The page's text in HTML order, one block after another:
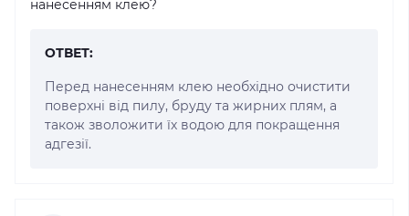
нанесенням клею?
ОТВЕТ:
Перед нанесенням клею необхідно очистити
поверхні від пилу, бруду та жирних плям, а
також зволожити їх водою для покращення
адгезії.